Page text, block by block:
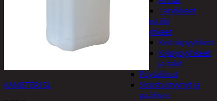
Tarvikkeet
Kodintekstiilit
Pyyhkeet
Keittiöpyyhkeet
Kylpypyyhkeet
ja takit
Pöytäliinat
Sisustustyynyt ja
päälliset
KANISTERI 5L